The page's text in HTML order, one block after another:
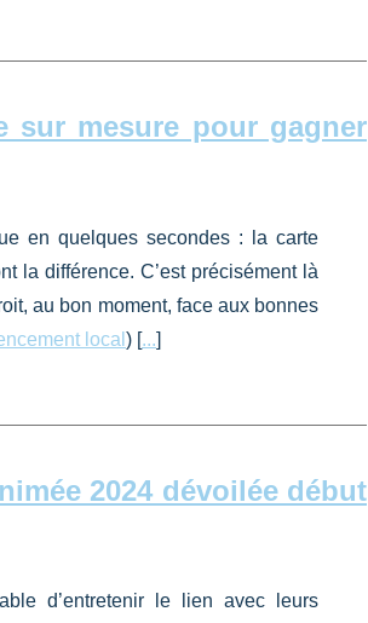
sur mesure pour gagner
en quelques secondes : la carte
la différence. C’est précisément là
au bon moment, face aux bonnes
local ) [...]
2024 dévoilée début
d’entretenir le lien avec leurs